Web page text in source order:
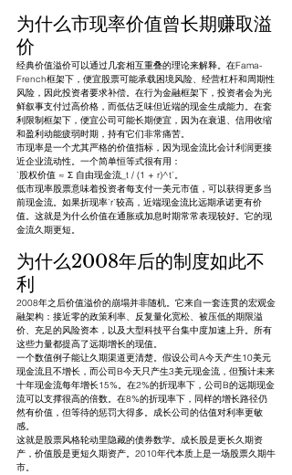
为什么市现率价值曾长期赚取溢
价
经典价值溢价可以通过几套相互重叠的理论来解释。在Fama-
French框架下，便宜股票可能承载困境风险、经营杠杆和周期性
风险，因此投资者要求补偿。在行为金融框架下，投资者会为光
鲜叙事支付过高价格，而低估乏味但近端的现金生成能力。在套
利限制框架下，便宜公司可能长期便宜，因为在衰退、信用收缩
和盈利动能疲弱时期，持有它们非常痛苦。
市现率是一个尤其严格的价值指标，因为现金流比会计利润更接
近企业流动性。一个简单恒等式很有用：
`股权价值 ≈ Σ 自由现金流_t / (1 + r)^t`。
低市现率股票意味着投资者每支付一美元市值，可以获得更多当
前现金流。如果折现率`r`较高，近端现金流比远期承诺更有价
值。这就是为什么价值在通胀或加息时期常常表现较好。它的现
金流久期更短。
为什么2008年后的制度如此不
利
2008年之后价值溢价的崩塌并非随机。它来自一套连贯的宏观金
融架构：接近零的政策利率、反复量化宽松、被压低的期限溢
价、充足的风险资本，以及大型科技平台集中度加速上升。所有
这些力量都提高了远期增长的现值。
一个数值例子能让久期渠道更清楚。假设公司A今天产生10美元
现金流且不增长，而公司B今天只产生3美元现金流，但预计未来
十年现金流每年增长15%。在2%的折现率下，公司B的远期现金
流可以支撑很高的倍数。在8%的折现率下，同样的增长路径仍
然有价值，但等待的惩罚大得多。成长公司的估值对利率更敏
感。
这就是股票风格轮动里隐藏的债券数学。成长股是更长久期资
产，价值股是更短久期资产。2010年代本质上是一场股票久期牛
市。